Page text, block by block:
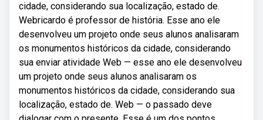
cidade, considerando sua localização, estado de.
Webricardo é professor de história. Esse ano ele
desenvolveu um projeto onde seus alunos analisaram
os monumentos históricos da cidade, considerando
sua enviar atividade Web — esse ano ele desenvolveu
um projeto onde seus alunos analisaram os
monumentos históricos da cidade, considerando sua
localização, estado de. Web — o passado deve